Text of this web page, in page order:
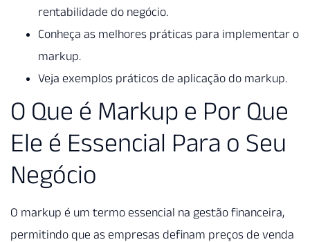
rentabilidade do negócio.
Conheça as melhores práticas para implementar o
markup.
Veja exemplos práticos de aplicação do markup.
O Que é Markup e Por Que
Ele é Essencial Para o Seu
Negócio
O markup é um termo essencial na gestão financeira,
permitindo que as empresas definam preços de venda